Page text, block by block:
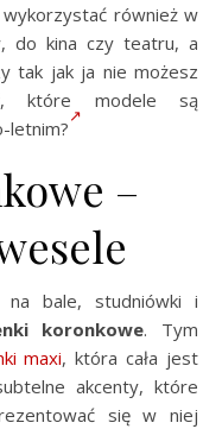
również w
do kina czy teatru, a
tak jak ja nie możesz
które modele są
letnim?
–
bale, studniówki i
koronkowe. Tym
maxi, która cała jest
akcenty, które
się w niej